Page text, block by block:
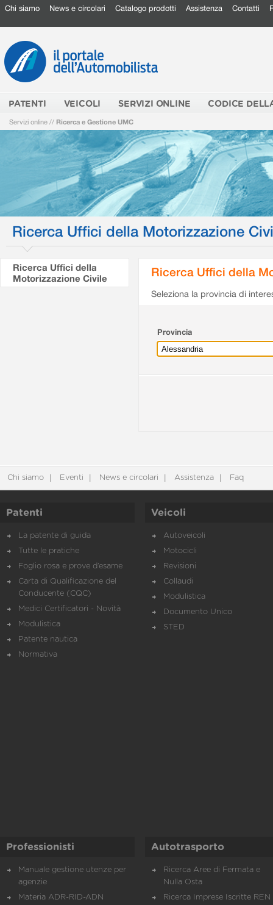
Chi siamo News e circolari Catalogo prodotti Assistenza Contatti
PATENTI VEICOLI SERVIZI ONLINE CODICE
Servizi online // Ricerca e Gestione UMC
Ricerca Uffici della Motorizzazione
Ricerca Uffici della
Motorizzazione Civile
Ricerca Uffici della
Seleziona la provincia di
Provincia
Chi siamo Eventi News e circolari Assistenza Faq
Patenti
La patente di guida
Tutte le pratiche
Foglio rosa e prove d’esame
Carta di Qualificazione del
Conducente (CQC)
Medici Certificatori - Novità
Modulistica
Patente nautica
Normativa
Veicoli
Autoveicoli
Motocicli
Revisioni
Collaudi
Modulistica
Documento Unico
STED
Professionisti
Manuale gestione utenze per
agenzie
Materia ADR-RID-ADN
Autotrasporto
Ricerca Aree di Fermata e
Nulla Osta
Ricerca Imprese Iscritte REN